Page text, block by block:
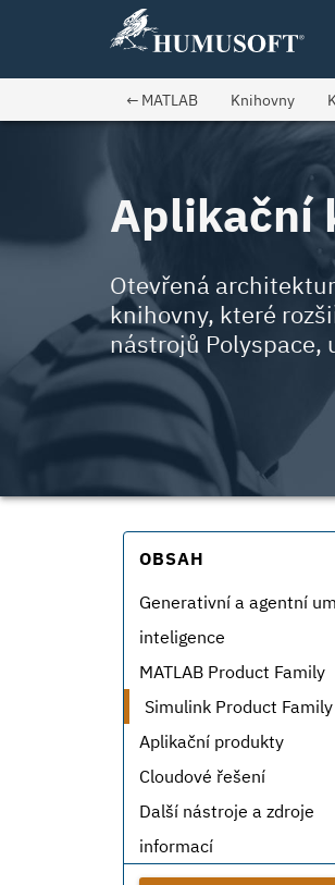
← MATLAB Knihovny
Aplikační
Otevřená
knihovny, které
nástrojů Polyspace,
OBSAH
Generativní a agentní
inteligence
MATLAB Product Family
Simulink Product Family
Aplikační produkty
Cloudové řešení
Další nástroje a zdroje
informací